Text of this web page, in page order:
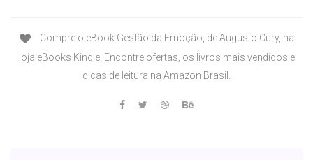
Compre o eBook Gestão da Emoção, de Augusto Cury, na
loja eBooks Kindle. Encontre ofertas, os livros mais vendidos e
dicas de leitura na Amazon Brasil.